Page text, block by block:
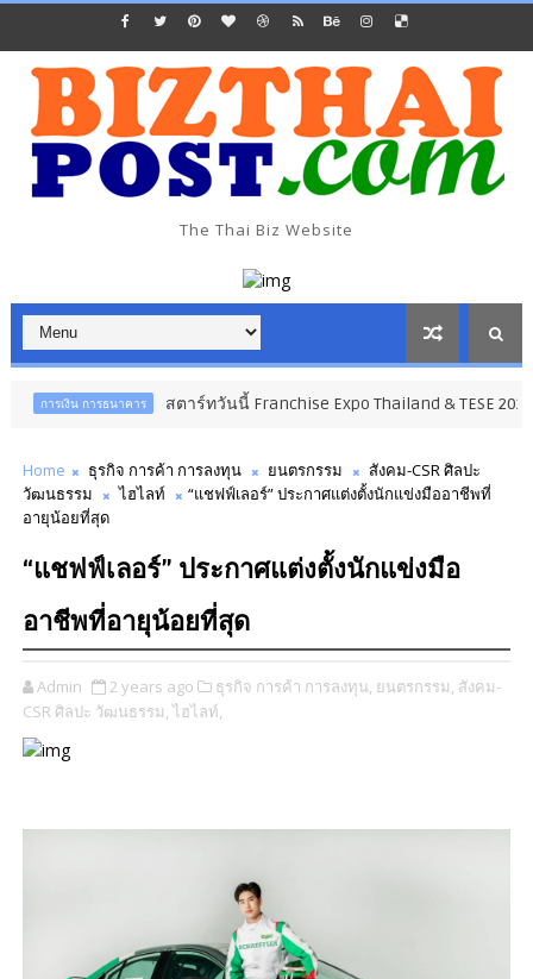
The Thai Biz Website
การธนาคาร สตาร์ทวันนี้ Franchise Expo Thailand & TESE 2026 วัน
Home ธุรกิจ การค้า การลงทุน ยนตรกรรม
สังคม-CSR ศิลปะ
วัฒนธรรม
ไฮไลท์
“แชฟฟ์เลอร์” ประกาศแต่งตั้งนักแข่งมืออาชีพที่
อายุน้อยที่สุด
“แชฟฟ์เลอร์” ประกาศแต่งตั้งนักแข่งมือ
อาชีพที่อายุน้อยที่สุด
Admin 2 years ago ธุรกิจ การค้า การลงทุน, ยนตรกรรม, สังคม-
CSR ศิลปะ วัฒนธรรม, ไฮไลท์,